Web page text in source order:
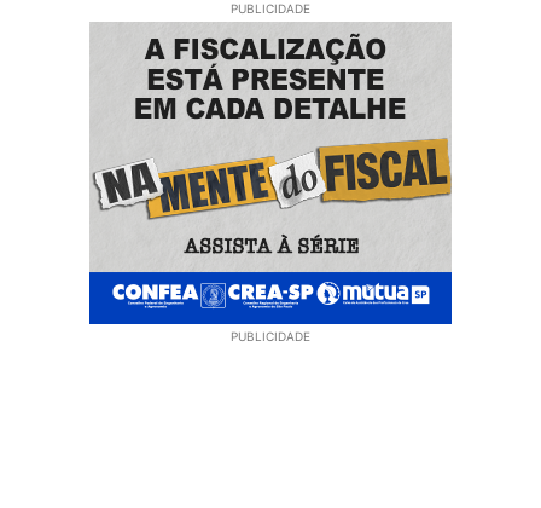
PUBLICIDADE
PUBLICIDADE